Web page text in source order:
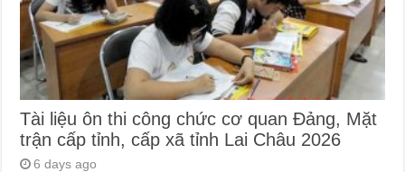
Tài liệu ôn thi công chức cơ quan Đảng, Mặt
trận cấp tỉnh, cấp xã tỉnh Lai Châu 2026
6 days ago